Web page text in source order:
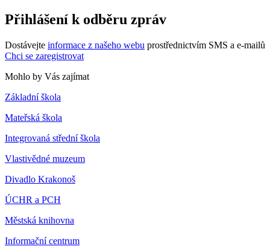
Přihlášení k odběru zpráv
Dostávejte informace z našeho webu prostřednictvím SMS a e-mailů
Chci se zaregistrovat
Mohlo by Vás zajímat
Základní škola
Mateřská škola
Integrovaná střední škola
Vlastivědné muzeum
Divadlo Krakonoš
ÚCHR a PCH
Městská knihovna
Informační centrum